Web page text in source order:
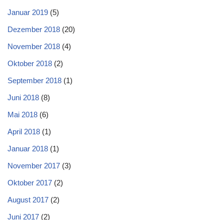
Januar 2019 (5)
Dezember 2018 (20)
November 2018 (4)
Oktober 2018 (2)
September 2018 (1)
Juni 2018 (8)
Mai 2018 (6)
April 2018 (1)
Januar 2018 (1)
November 2017 (3)
Oktober 2017 (2)
August 2017 (2)
Juni 2017 (2)